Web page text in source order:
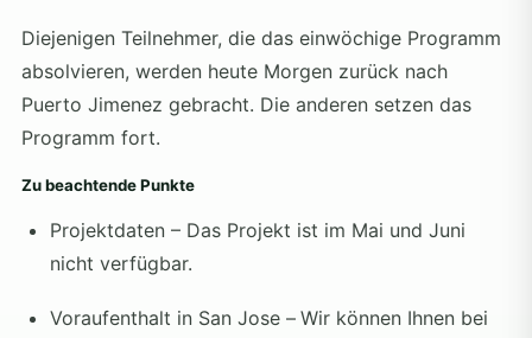
Diejenigen Teilnehmer, die das einwöchige Programm
absolvieren, werden heute Morgen zurück nach
Puerto Jimenez gebracht. Die anderen setzen das
Programm fort.
Zu beachtende Punkte
Projektdaten – Das Projekt ist im Mai und Juni
nicht verfügbar.
Voraufenthalt in San Jose – Wir können Ihnen bei